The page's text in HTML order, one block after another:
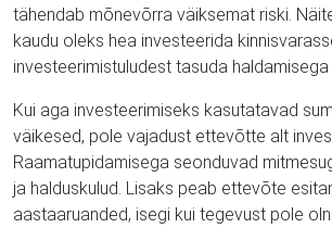
tähendab mõnevõrra väiksemat riski.
kaudu oleks hea investeerida
investeerimistuludest tasuda haldamisega
Kui aga investeerimiseks kasutatavad
väikesed, pole vajadust ettevõtte alt
Raamatupidamisega seonduvad
ja halduskulud. Lisaks peab ettevõte
aastaaruanded, isegi kui tegevust pole